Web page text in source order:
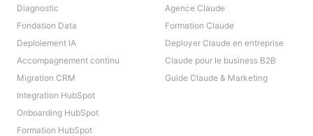
Diagnostic
Fondation Data
Deploiement IA
Accompagnement continu
Migration CRM
Integration HubSpot
Onboarding HubSpot
Formation HubSpot
Agence Claude
Formation Claude
Deployer Claude en entreprise
Claude pour le business B2B
Guide Claude & Marketing